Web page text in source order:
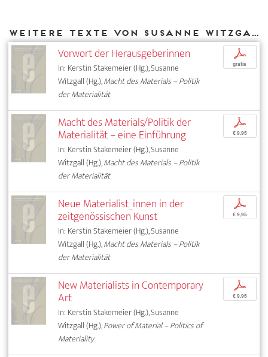
Weitere Texte von Susanne Witzgall bei DIAPHANES
Vorwort der Herausgeberinnen
In: Kerstin Stakemeier (Hg.), Susanne
Witzgall (Hg.),Macht des Materials – Politik
der Materialität
p
gratis
Macht des Materials/Politik der
Materialität – eine Einführung
In: Kerstin Stakemeier (Hg.), Susanne
Witzgall (Hg.),Macht des Materials – Politik
der Materialität
p
€ 9,95
Neue Materialist_innen in der
zeitgenössischen Kunst
In: Kerstin Stakemeier (Hg.), Susanne
Witzgall (Hg.),Macht des Materials – Politik
der Materialität
p
€ 9,95
New Materialists in Contemporary
Art
In: Kerstin Stakemeier (Hg.), Susanne
Witzgall (Hg.),Power of Material – Politics of
Materiality
p
€ 9,95